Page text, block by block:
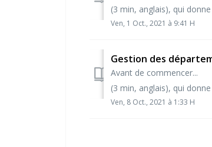
(3 min, anglais), qui
Ven, 1 Oct., 2021 à 9:41 H
Gestion des
Avant de commencer...
(3 min, anglais), qui
Ven, 8 Oct., 2021 à 1:33 H